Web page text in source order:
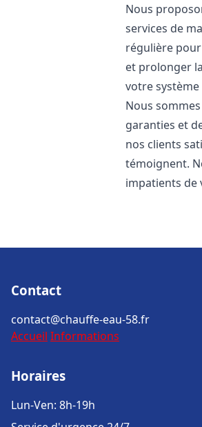
Nous
services de
régulière
et prolonger
votre
Nous
garanties et
nos clients
témoignent.
impatients de
Contact
contact@chauffe-eau-58.fr
Accueil Informations
Horaires
Lun-Ven: 8h-19h